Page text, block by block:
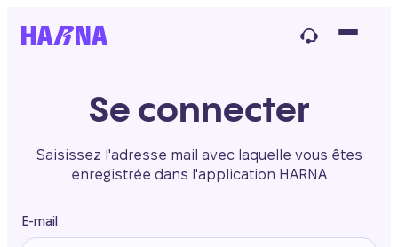
Se connecter
Saisissez l'adresse mail avec laquelle vous êtes
enregistrée dans l'application HARNA
E-mail